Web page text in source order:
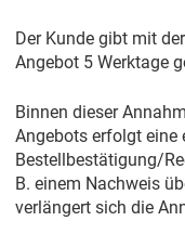
Der Kunde gibt mit
Angebot 5 Werktage
Binnen dieser
Angebots erfolgt eine
Bestellbestätigung/
B. einem Nachweis
verlängert sich die